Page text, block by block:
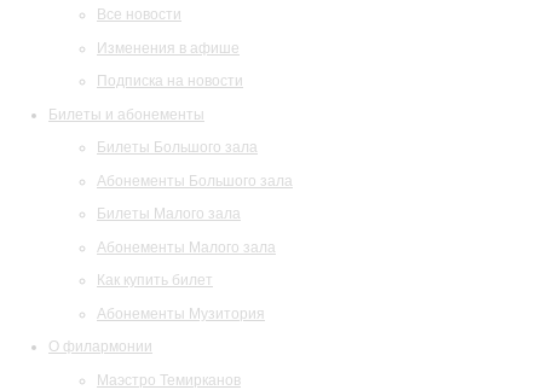
Все новости
Изменения в афише
Подписка на новости
Билеты и абонементы
Билеты Большого зала
Абонементы Большого зала
Билеты Малого зала
Абонементы Малого зала
Как купить билет
Абонементы Музитория
О филармонии
Маэстро Темирканов